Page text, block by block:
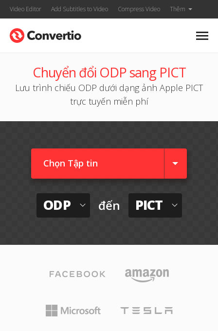
Video Editor Add Subtitles to Video Compress Video Thêm
Chuyển đổi ODP sang PICT
Lưu trình chiếu ODP dưới dạng ảnh Apple PICT
trực tuyến miễn phí
Chọn Tập tin
ODP đến PICT